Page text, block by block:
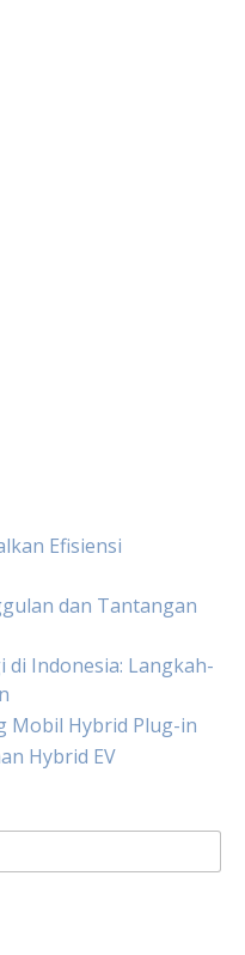
Efisiensi
dan Tantangan
di Indonesia: Langkah-
Mobil Hybrid Plug-in
Hybrid EV